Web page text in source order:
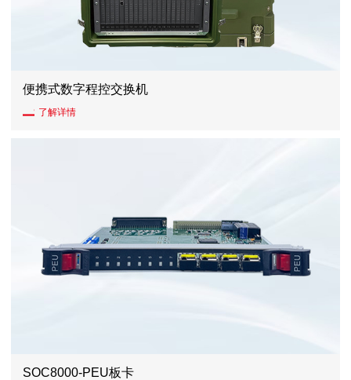
便携式数字程控交换机
了解详情
SOC8000-PEU板卡